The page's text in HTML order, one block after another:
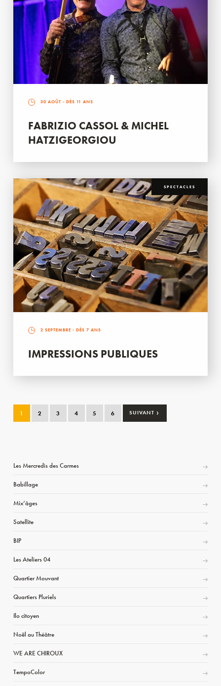
30 AOÛT - DÈS 11 ANS
FABRIZIO CASSOL & MICHEL
HATZIGEORGIOU
SPECTACLES
2 SEPTEMBRE - DÈS 7 ANS
IMPRESSIONS PUBLIQUES
1 2 3 4 5 6 SUIVANT ›
Les Mercredis des Carmes
Babillage
Mix’âges
Satellite
BIP
Les Ateliers 04
Quartier Mouvant
Quartiers Pluriels
Ilo citoyen
Noël au Théâtre
WE ARE CHIROUX
TempoColor